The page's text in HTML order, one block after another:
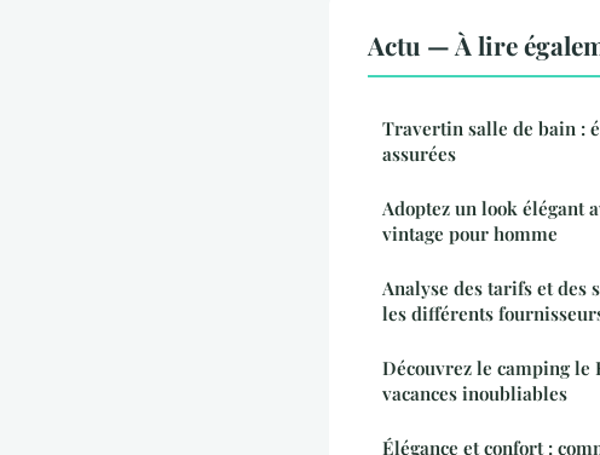
Actu — À lire
Travertin salle de bain :
assurées
Adoptez un look élégant
vintage pour homme
Analyse des tarifs et des
les différents
Découvrez le camping le
vacances inoubliables
Élégance et confort :